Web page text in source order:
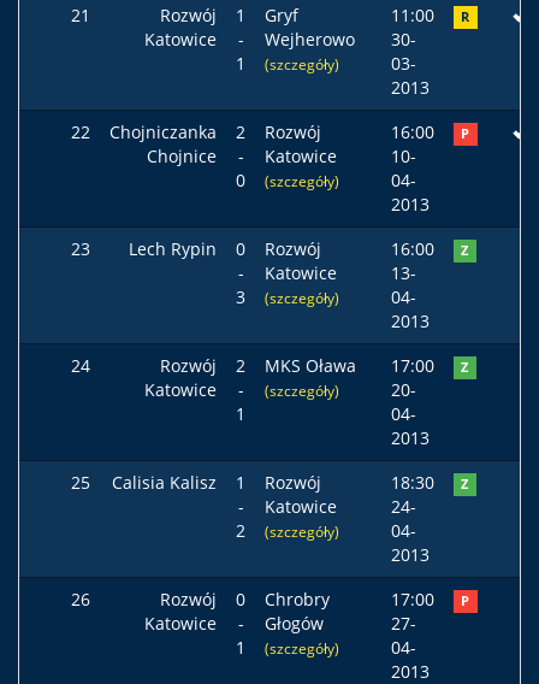
21
Rozwój
Katowice
1
-
1
Gryf
Wejherowo
(szczegóły)
11:00
30-
03-
2013
R
22
Chojniczanka
Chojnice
2
-
0
Rozwój
Katowice
(szczegóły)
16:00
10-
04-
2013
P
23 Lech Rypin
0
-
3
Rozwój
Katowice
(szczegóły)
16:00
13-
04-
2013
Z
24
Rozwój
Katowice
2
-
1
MKS Oława
(szczegóły)
17:00
20-
04-
2013
Z
25 Calisia Kalisz
1
-
2
Rozwój
Katowice
(szczegóły)
18:30
24-
04-
2013
Z
26
Rozwój
Katowice
0
-
1
Chrobry
Głogów
(szczegóły)
17:00
27-
04-
2013
P